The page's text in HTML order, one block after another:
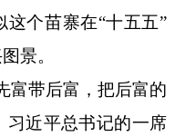
个苗寨在“十五五”
景。
带后富，把后富的
习近平总书记的一席